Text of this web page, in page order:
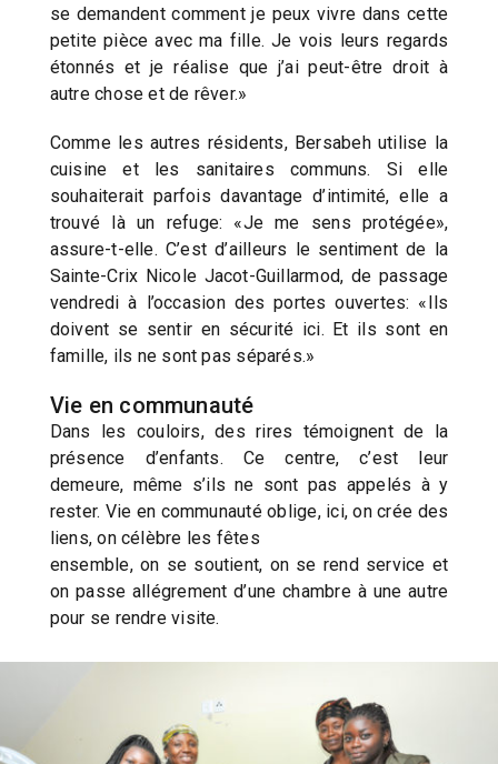
se demandent comment je peux vivre dans cette
petite pièce avec ma fille. Je vois leurs regards
étonnés et je réalise que j’ai peut-être droit à
autre chose et de rêver.»
Comme les autres résidents, Bersabeh utilise la
cuisine et les sanitaires communs. Si elle
souhaiterait parfois davantage d’intimité, elle a
trouvé là un refuge: «Je me sens protégée»,
assure-t-elle. C’est d’ailleurs le sentiment de la
Sainte-Crix Nicole Jacot-Guillarmod, de passage
vendredi à l’occasion des portes ouvertes: «Ils
doivent se sentir en sécurité ici. Et ils sont en
famille, ils ne sont pas séparés.»
Vie en communauté
Dans les couloirs, des rires témoignent de la
présence d’enfants. Ce centre, c’est leur
demeure, même s’ils ne sont pas appelés à y
rester. Vie en communauté oblige, ici, on crée des
liens, on célèbre les fêtes
ensemble, on se soutient, on se rend service et
on passe allégrement d’une chambre à une autre
pour se rendre visite.